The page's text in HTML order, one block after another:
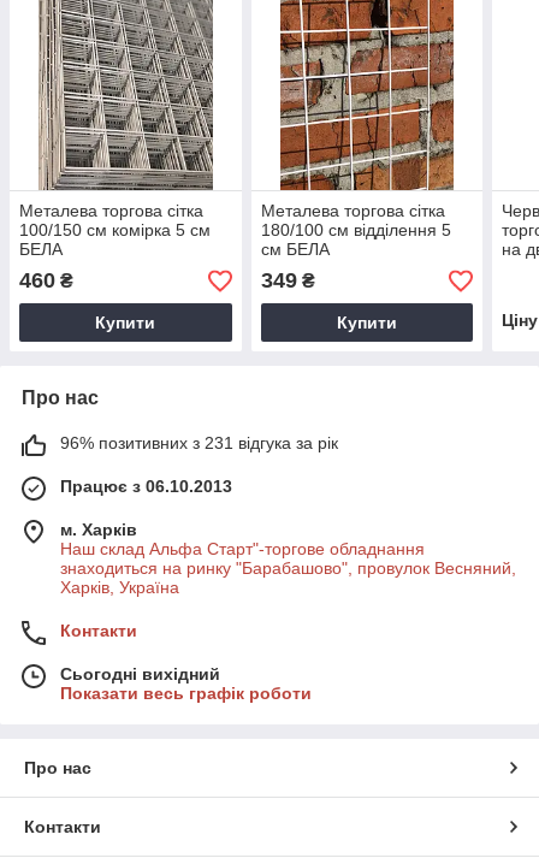
Металева торгова сітка
100/150 см комірка 5 см
БЕЛА
460 ₴
Купити
Металева торгова сітка
180/100 см відділення 5
см БЕЛА
349₴
Купити
на
Про нас
96% позитивних з 231 відгука за рік
Працює з 06.10.2013
м. Харків
Наш склад Альфа Старт"-торгове обладнання
знаходиться на ринку "Барабашово", провулок Весняний,
Харків, Україна
Контакти
Сьогодні вихідний
Показати весь графік роботи
Про нас
Контакти